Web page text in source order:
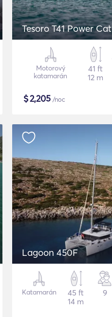
Tesoro T41 Power Cat
Motorový
katamarán
41 ft
12 m
$2,205 /noc
Lagoon 450F
Katamarán
45 ft
14 m
9